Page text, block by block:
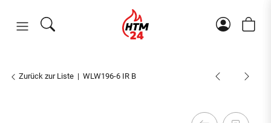
Zurück zur Liste WLW196-6 IR B